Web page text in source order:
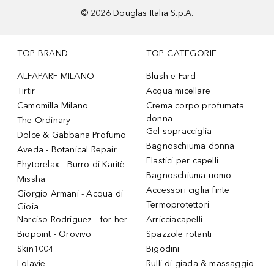
© 2026 Douglas Italia S.p.A.
TOP BRAND
ALFAPARF MILANO
Tirtir
Camomilla Milano
The Ordinary
Dolce & Gabbana Profumo
Aveda - Botanical Repair
Phytorelax - Burro di Karitè
Missha
Giorgio Armani - Acqua di
Gioia
Narciso Rodriguez - for her
Biopoint - Orovivo
Skin1004
Lolavie
TOP CATEGORIE
Blush e Fard
Acqua micellare
Crema corpo profumata
donna
Gel sopracciglia
Bagnoschiuma donna
Elastici per capelli
Bagnoschiuma uomo
Accessori ciglia finte
Termoprotettori
Arricciacapelli
Spazzole rotanti
Bigodini
Rulli di giada & massaggio